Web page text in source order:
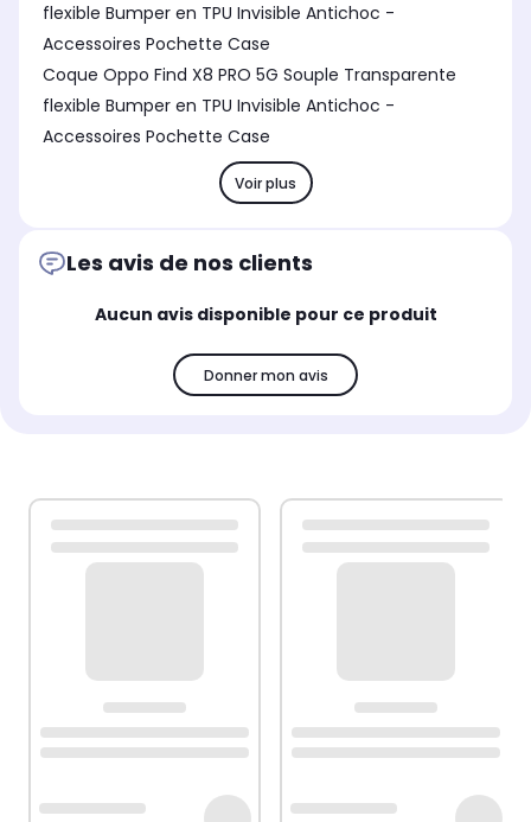
flexible Bumper en TPU Invisible Antichoc -
Accessoires Pochette Case
Coque Oppo Find X8 PRO 5G Souple Transparente
flexible Bumper en TPU Invisible Antichoc -
Accessoires Pochette Case
Voir plus
Les avis de nos clients
Aucun avis disponible pour ce produit
Donner mon avis